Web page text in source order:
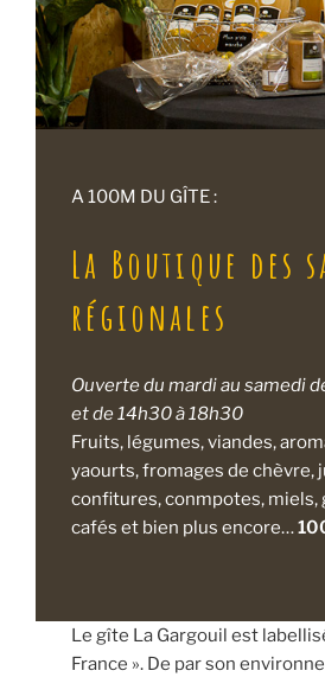
A 100M DU GÎTE :
La Boutique des
régionales
Ouverte du mardi au samedi
et de 14h30 à 18h30
Fruits, légumes, viandes,
yaourts, fromages de chèvre,
confitures, conmpotes, miels,
cafés et bien plus encore…
Le gîte La Gargouil est
France ». De par son